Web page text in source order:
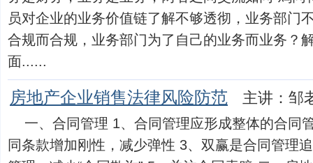
员对企业的业务价值链了解不够透彻，业务部门
合规而合规，业务部门为了自己的业务而业务？
面......
房地产企业销售法律风险防范 主讲：邹
一、合同管理 1、合同管理应形成整体的合同
同条款增加刚性，减少弹性 3、双赢是合同管理